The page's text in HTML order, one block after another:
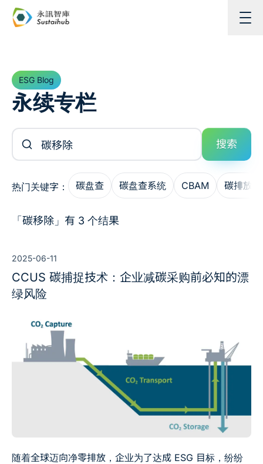
跳至主内容
ESG Blog
永续专栏
搜索文章
搜索
热门关键字： 碳盘查 碳盘查系统 CBAM 碳排放
「碳移除」有 3 个结果
2025-06-11
CCUS 碳捕捉技术：企业减碳采购前必知的漂
绿风险
随着全球迈向净零排放，企业为了达成 ESG 目标，纷纷